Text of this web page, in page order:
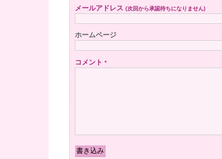
メールアドレス (次回から承認待ちになりません)
ホームページ
コメント *